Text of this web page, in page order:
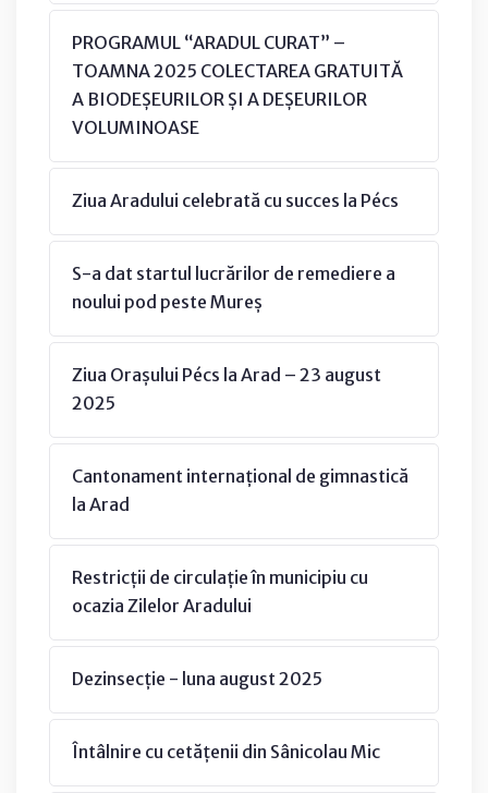
PROGRAMUL “ARADUL CURAT” –
TOAMNA 2025 COLECTAREA GRATUITĂ
A BIODEȘEURILOR ȘI A DEȘEURILOR
VOLUMINOASE
Ziua Aradului celebrată cu succes la Pécs
S-a dat startul lucrărilor de remediere a
noului pod peste Mureș
Ziua Orașului Pécs la Arad – 23 august
2025
Cantonament internațional de gimnastică
la Arad
Restricții de circulație în municipiu cu
ocazia Zilelor Aradului
Dezinsecție - luna august 2025
Întâlnire cu cetățenii din Sânicolau Mic